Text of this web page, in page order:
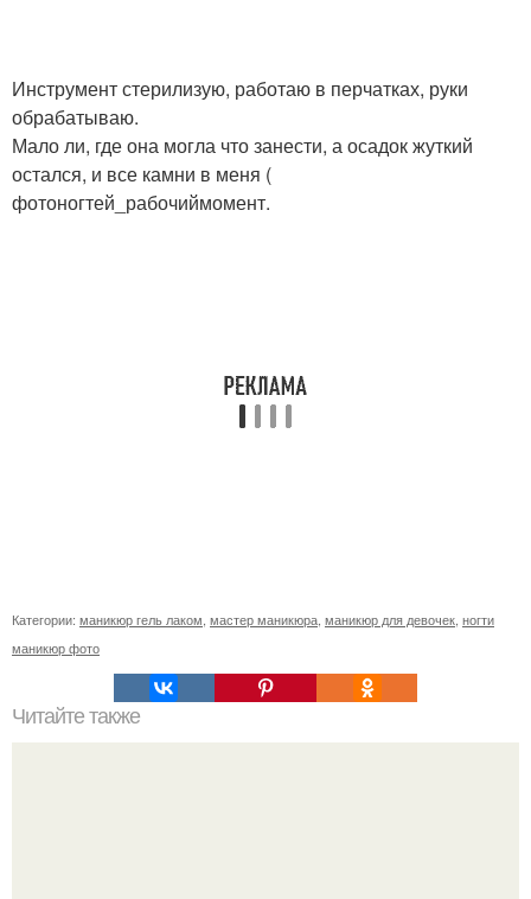
Инструмент стерилизую, работаю в перчатках, руки
обрабатываю.
Мало ли, где она могла что занести, а осадок жуткий
остался, и все камни в меня (
фотоногтей_рабочиймомент.
Категории: маникюр гель лаком мастер маникюра маникюр для девочек ногти
маникюр фото
Читайте также